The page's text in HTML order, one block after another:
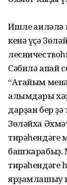
Ишле ғаиләлә
кенә үҫә
Сәбилә апай
“Атайым
алымдары
дарҙан бер
Зөләйха
тирәһендәге
башҡарабыҙ.
тирәһендәге
ярҙам­лашыу